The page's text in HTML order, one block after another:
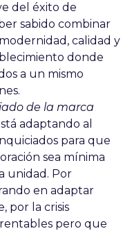
del éxito de
sabido combinar
calidad y
donde
a un mismo
de la marca
adaptando al
para que
sea mínima
unidad. Por
en adaptar
por la crisis
pero que